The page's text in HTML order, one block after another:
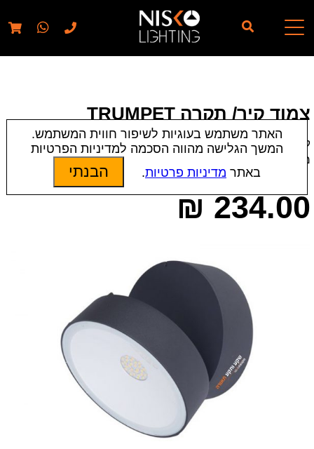
// elementor template for pages - should also ignore woo
pages!!
צמוד קיר/ תקרה TRUMPET
קטגוריות:צמודי קיר/חומה|צמודי תקרה|תאורת חוץ
מק״ט:
19103 | 18726 | 18727
234.00
₪
האתר משתמש בעוגיות לשיפור חווית המשתמש.
המשך הגלישה מהווה הסכמה למדיניות הפרטיות
באתר מדיניות פרטיות. הבנתי